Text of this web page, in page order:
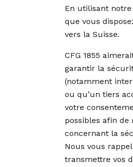
En utilisant
que vous
vers la Suisse.
CFG 1855
garantir la
(notamment
ou qu’un tiers
votre
possibles afin
concernant la
Nous vous
transmettre vos